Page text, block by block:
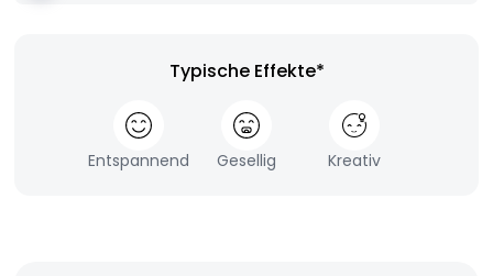
Typische Effekte*
Entspannend Gesellig Kreativ